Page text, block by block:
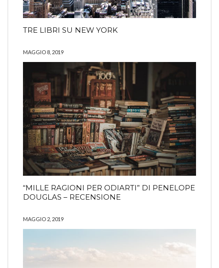
TRE LIBRI SU NEW YORK
MAGGIO 8, 2019
“MILLE RAGIONI PER ODIARTI” DI PENELOPE
DOUGLAS – RECENSIONE
MAGGIO 2, 2019